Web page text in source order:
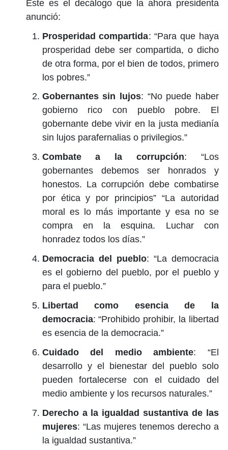
Este es el decálogo que la ahora presidenta
anunció:
Prosperidad compartida: “Para que haya
prosperidad debe ser compartida, o dicho
de otra forma, por el bien de todos, primero
los pobres.”
Gobernantes sin lujos: “No puede haber
gobierno rico con pueblo pobre. El
gobernante debe vivir en la justa medianía
sin lujos parafernalias o privilegios.”
Combate a la corrupción: “Los
gobernantes debemos ser honrados y
honestos. La corrupción debe combatirse
por ética y por principios” “La autoridad
moral es lo más importante y esa no se
compra en la esquina. Luchar con
honradez todos los días.”
Democracia del pueblo: “La democracia
es el gobierno del pueblo, por el pueblo y
para el pueblo.”
Libertad como esencia de la
democracia: “Prohibido prohibir, la libertad
es esencia de la democracia.”
Cuidado del medio ambiente: “El
desarrollo y el bienestar del pueblo solo
pueden fortalecerse con el cuidado del
medio ambiente y los recursos naturales.”
Derecho a la igualdad sustantiva de las
mujeres: “Las mujeres tenemos derecho a
la igualdad sustantiva.”